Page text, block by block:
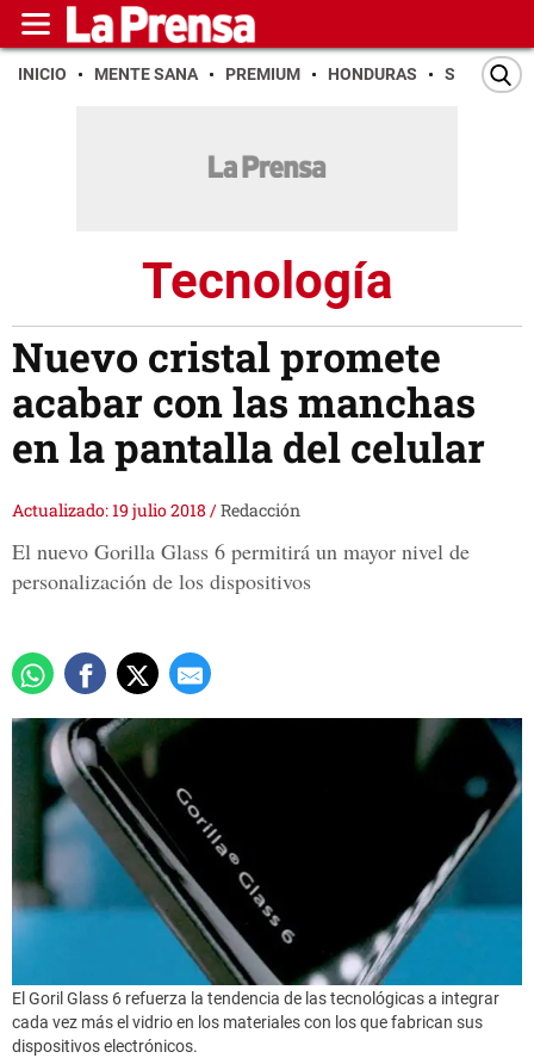
INICIO MENTE SANA PREMIUM HONDURAS SAN PEDRO
Tecnología
Nuevo cristal promete
acabar con las manchas
en la pantalla del celular
Actualizado: 19 julio 2018 /Redacción
El nuevo Gorilla Glass 6 permitirá un mayor nivel de
personalización de los dispositivos
El Goril Glass 6 refuerza la tendencia de las tecnológicas a integrar
cada vez más el vidrio en los materiales con los que fabrican sus
dispositivos electrónicos.